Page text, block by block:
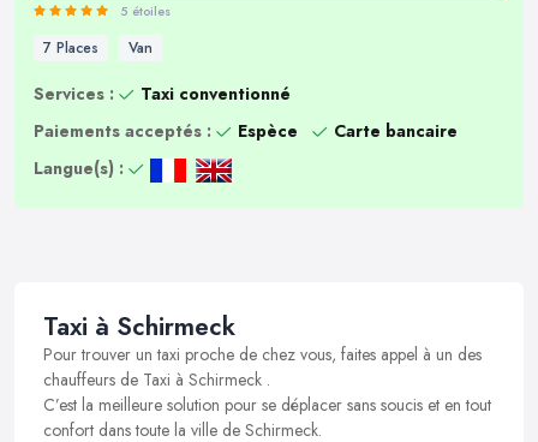
5 étoiles
7 Places Van
Services :
Taxi conventionné
Paiements acceptés :
Espèce
Carte bancaire
Langue(s) :
Taxi à Schirmeck
Pour trouver un taxi proche de chez vous, faites appel à un des
chauffeurs de Taxi à Schirmeck .
C’est la meilleure solution pour se déplacer sans soucis et en tout
confort dans toute la ville de Schirmeck.